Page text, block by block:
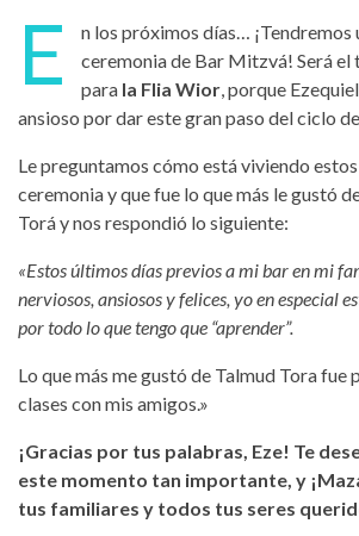
E
n los próximos días… ¡Tendremos
ceremonia de Bar Mitzvá! Será el
para la Flia Wior , porque
ansioso por dar este gran paso del ciclo
Le preguntamos cómo está viviendo
ceremonia y que fue lo que más le gustó
Torá y nos respondió lo siguiente:
«Estos últimos días previos a mi bar en mi
nerviosos, ansiosos y felices, yo en especial
por todo lo que tengo que “aprender”.
Lo que más me gustó de Talmud Tora
clases con mis amigos.»
¡Gracias por tus palabras, Eze! Te
este momento tan importante, y
tus familiares y todos tus seres